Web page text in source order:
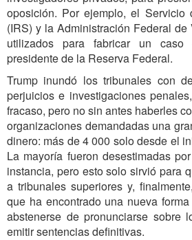
oposición. Por ejemplo, el Servicio
(IRS) y la Administración Federal
utilizados para fabricar un
presidente de la Reserva Federal.
Trump inundó los tribunales con
perjuicios e investigaciones
fracaso, pero no sin antes haberles
organizaciones demandadas una
dinero: más de 4 000 solo desde el
La mayoría fueron desestimadas
instancia, pero esto solo sirvió para
a tribunales superiores y,
que ha encontrado una nueva
abstenerse de pronunciarse sobre
emitir sentencias definitivas.